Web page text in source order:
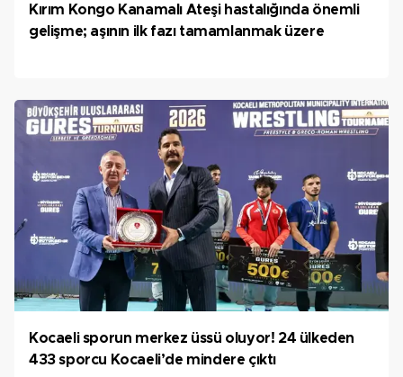
Kırım Kongo Kanamalı Ateşi hastalığında önemli
gelişme; aşının ilk fazı tamamlanmak üzere
Kocaeli sporun merkez üssü oluyor! 24 ülkeden
433 sporcu Kocaeli’de mindere çıktı